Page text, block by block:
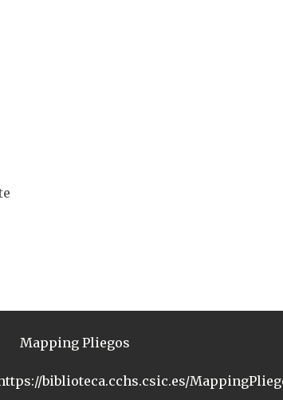
Mapping Pliegos
biblioteca.cchs.csic.es/